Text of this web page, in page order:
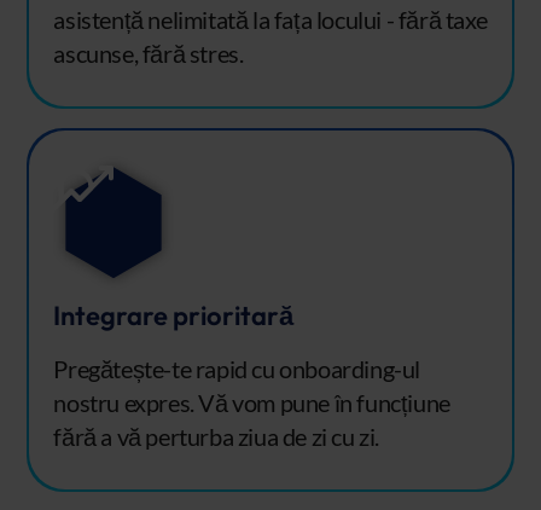
asistență nelimitată la fața locului - fără taxe
ascunse, fără stres.
Integrare prioritară
Pregătește-te rapid cu onboarding-ul
nostru expres. Vă vom pune în funcțiune
fără a vă perturba ziua de zi cu zi.